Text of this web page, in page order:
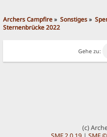
Archers Campfire» Sonstiges»
Sternenbrücke 2022
Gehe zu:
(c)